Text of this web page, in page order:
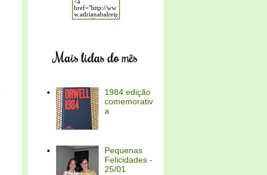
Mais lidas do mês
1984 edição
comemorativ
a
Pequenas
Felicidades -
25/01